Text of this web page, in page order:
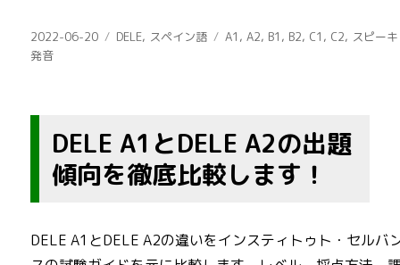
投
稿
2022-06-20
カ
DELE, スペイン語
タ
A1 ,A2, B1 , B2, C1 , C2, スピー
発音
DELE A1とDELE A2の出題
傾向を徹底比較します！
DELE A1とDELE A2の違いをインスティトゥト・セルバ